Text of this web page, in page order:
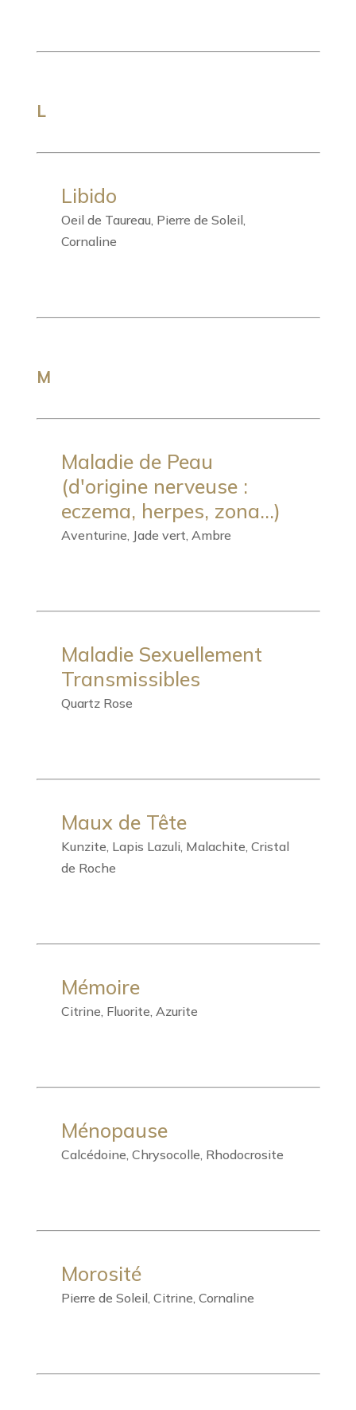
L
Libido
Oeil de Taureau, Pierre de Soleil,
Cornaline
M
Maladie de Peau
(d'origine nerveuse :
eczema, herpes, zona...)
Aventurine, Jade vert, Ambre
Maladie Sexuellement
Transmissibles
Quartz Rose
Maux de Tête
Kunzite, Lapis Lazuli, Malachite, Cristal
de Roche
Mémoire
Citrine, Fluorite, Azurite
Ménopause
Calcédoine, Chrysocolle, Rhodocrosite
Morosité
Pierre de Soleil, Citrine, Cornaline